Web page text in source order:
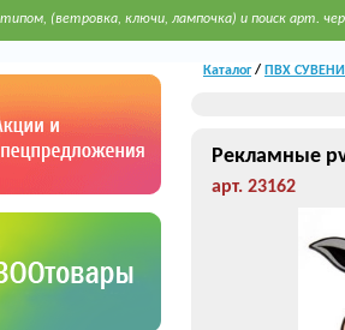
(ветровка, ключи, лампочка) и поиск арт.
Каталог/ ПВХ
Рекламные
арт. 23162